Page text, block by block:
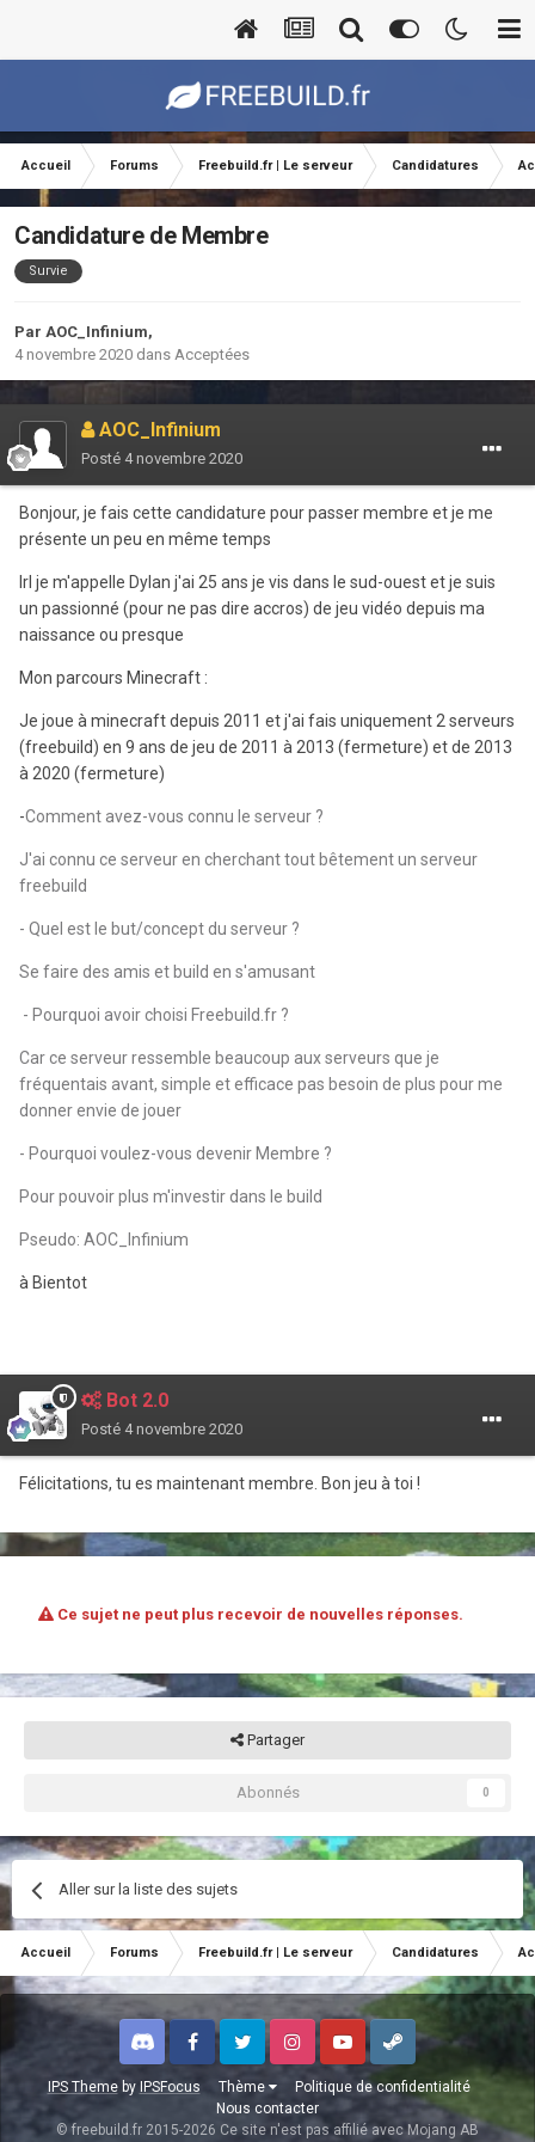
Accueil Forums Freebuild.fr | Le serveur Candidatures
Candidature de Membre
Survie
Par AOC_Infinium,
4 novembre 2020 dans Acceptées
AOC_Infinium
Posté 4 novembre 2020
Bonjour, je fais cette candidature pour passer membre et je me
présente un peu en même temps
Irl je m'appelle Dylan j'ai 25 ans je vis dans le sud-ouest et je suis
un passionné (pour ne pas dire accros) de jeu vidéo depuis ma
naissance ou presque
Mon parcours Minecraft :
Je joue à minecraft depuis 2011 et j'ai fais uniquement 2 serveurs
(freebuild) en 9 ans de jeu de 2011 à 2013 (fermeture) et de 2013
à 2020 (fermeture)
-Comment avez-vous connu le serveur ?
J'ai connu ce serveur en cherchant tout bêtement un serveur
freebuild
- Quel est le but/concept du serveur ?
Se faire des amis et build en s'amusant
- Pourquoi avoir choisi Freebuild.fr ?
Car ce serveur ressemble beaucoup aux serveurs que je
fréquentais avant, simple et efficace pas besoin de plus pour me
donner envie de jouer
- Pourquoi voulez-vous devenir Membre ?
Pour pouvoir plus m'investir dans le build
Pseudo: AOC_Infinium
à Bientot
Bot 2.0
Posté 4 novembre 2020
Félicitations, tu es maintenant membre. Bon jeu à toi !
Ce sujet ne peut plus recevoir de nouvelles réponses.
Partager
Abonnés 0
Aller sur la liste des sujets
Accueil Forums Freebuild.fr | Le serveur Candidatures
IPS Themeby IPSFocus Thème
Politique de confidentialité
Nous contacter
Discord FacebookTwitter InstagramYoutubeSteam
© freebuild.fr 2015-2026 Ce site n'est pas affilié avec Mojang AB